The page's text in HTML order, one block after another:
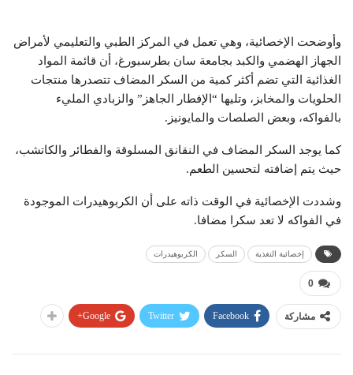
وأوضحت الإخصائية، وهي تعمل في المركز الطبي والتعليمي لأمراض
الجهاز الهضمي والكبد بجامعة سان بطرسبورغ، أن قائمة المواد
الغذائية التي تضم أكثر كمية من السكر المضاف تتصدرها منتجات
الحلويات والمخابز، وتليها “الإفطار الجاهز” والزبادي المليء
بالفواكه، وبعض الصلصات والمايونيز.
كما يوجد السكر المضاف في النقانق المسلوقة والفطائر والكاتشب،
حيث يتم إضافته لتحسين الطعم.
وشددت الإخصائية في الوقت ذاته على أن الكربوهيدرات الموجودة
في الفواكه لا تعد سكرا مضافا.
إخصائية التغذية السكر الكربوهيدرات
0
مشاركة Facebook
Twitter
Google+